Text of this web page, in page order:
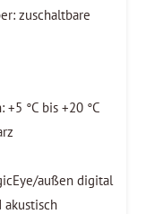
zuschaltbare
°C bis +20 °C
außen digital
akustisch